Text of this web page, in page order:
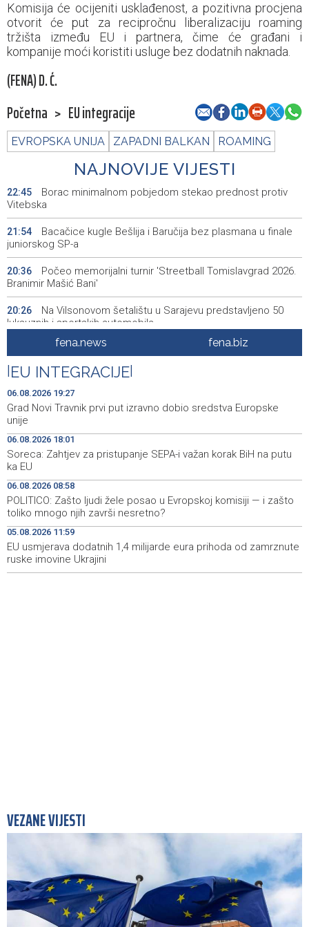
Komisija će ocijeniti usklađenost, a pozitivna procjena
otvorit će put za recipročnu liberalizaciju roaming
tržišta između EU i partnera, čime će građani i
kompanije moći koristiti usluge bez dodatnih naknada.
(FENA) D. Ć.
Početna > EU integracije
EVROPSKA UNIJA ZAPADNI BALKAN ROAMING
NAJNOVIJE VIJESTI
22:45
Borac minimalnom pobjedom stekao prednost protiv
Vitebska
21:54
Bacačice kugle Bešlija i Baručija bez plasmana u finale
juniorskog SP-a
20:36
Počeo memorijalni turnir 'Streetball Tomislavgrad 2026.
Branimir Mašić Bani'
20:26
Na Vilsonovom šetalištu u Sarajevu predstavljeno 50
luksuznih i sportskih automobila
Announcement of events for Friday, 7 August 2026
19:55
Drugi Festival bakri okupio mještane i posjetitelje kod
Livna
19:45
Novi Travnik receives first direct EU funding for UNESCO
heritage project
19:33
Crishock: OHR maintains an open dialogue with all
political stakeholders in BiH
19:32
Velika nagrada Britanije ostaje u MotoGP kalendaru do
2028. godine
19:29
Španska krajnja ljevica i desnica ujedinjene protiv
Maroka kao suorganizatora SP 2030.
fena.news fena.biz
EU INTEGRACIJE
06.08.2026 19:27
Grad Novi Travnik prvi put izravno dobio sredstva Europske
unije
06.08.2026 18:01
Soreca: Zahtjev za pristupanje SEPA-i važan korak BiH na putu
ka EU
06.08.2026 08:58
POLITICO: Zašto ljudi žele posao u Evropskoj komisiji — i zašto
toliko mnogo njih završi nesretno?
05.08.2026 11:59
EU usmjerava dodatnih 1,4 milijarde eura prihoda od zamrznute
ruske imovine Ukrajini
VEZANE VIJESTI